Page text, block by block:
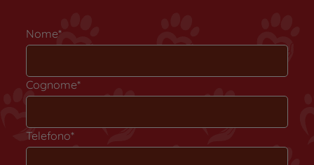
Nome*
Cognome*
Telefono*